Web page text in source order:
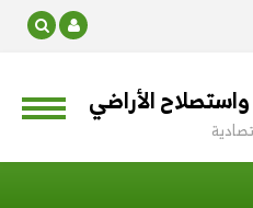
واستصلاح الأراضي